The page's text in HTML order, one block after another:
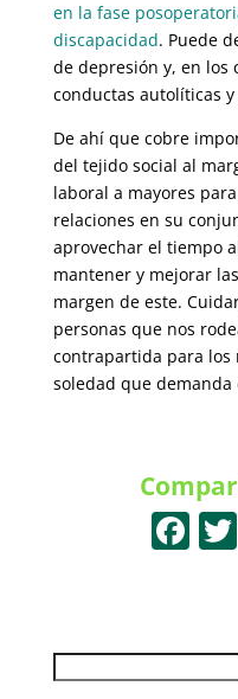
en la fase
discapacidad. Puede
de depresión y, en los
conductas autolíticas
De ahí que cobre
del tejido social al
laboral a mayores
relaciones en su
aprovechar el tiempo
mantener y mejorar
margen de este.
personas que nos
contrapartida para los
soledad que
F
e
b